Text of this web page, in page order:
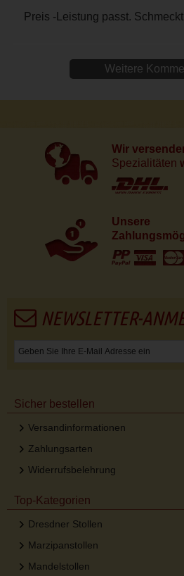
Preis -Leistung passt.
Weitere
Wir
Spezialitäten
Unsere
NEWSLETTER-
Sicher bestellen
Versandinformationen
Zahlungsarten
Widerrufsbelehrung
Top-Kategorien
Dresdner Stollen
Marzipanstollen
Mandelstollen